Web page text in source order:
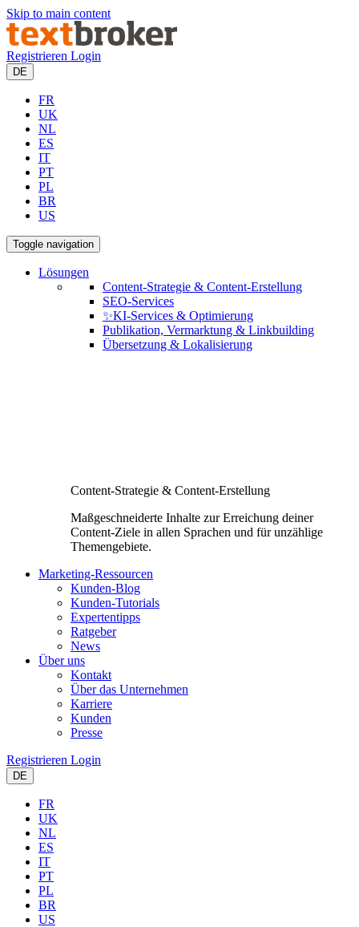
Skip to main content
Registrieren Login
DE
FR
UK
NL
ES
IT
PT
PL
BR
US
Toggle navigation
Lösungen
Content-Strategie & Content-Erstellung
SEO-Services
✨KI-Services & Optimierung
Publikation, Vermarktung & Linkbuilding
Übersetzung & Lokalisierung
Content-Strategie & Content-Erstellung
Maßgeschneiderte Inhalte zur Erreichung deiner
Content-Ziele in allen Sprachen und für unzählige
Themengebiete.
Marketing-Ressourcen
Kunden-Blog
Kunden-Tutorials
Expertentipps
Ratgeber
News
Über uns
Kontakt
Über das Unternehmen
Karriere
Kunden
Presse
Registrieren Login
DE
FR
UK
NL
ES
IT
PT
PL
BR
US